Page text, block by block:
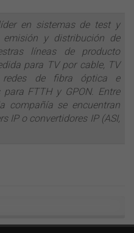
en sistemas de test y
y distribución de
líneas de producto
para TV por cable, TV
redes de fibra óptica e
FTTH y GPON. Entre
compañía se encuentran
IP o convertidores IP (ASI,